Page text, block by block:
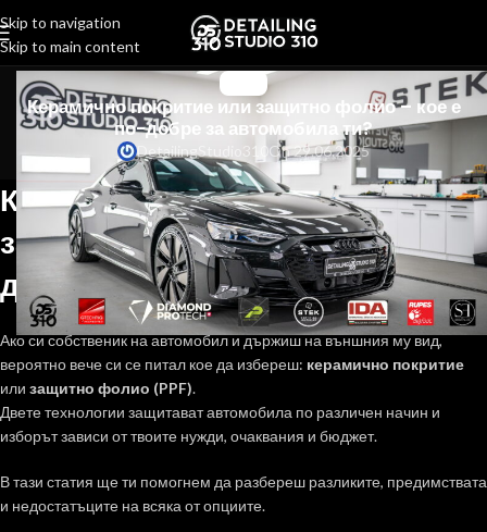
Skip to navigation
Skip to main content
Керамично покритие или защитно фолио – кое е
по-добре за автомобила ти?
DetailingStudio310On 29.06.2025
Керамично покритие или
защитно фолио – кое е по-
добре за автомобила ти?
Ако си собственик на автомобил и държиш на външния му вид,
вероятно вече си се питал кое да избереш: керамично покритие
или защитно фолио (PPF).
Двете технологии защитават автомобила по различен начин и
изборът зависи от твоите нужди, очаквания и бюджет.
В тази статия ще ти помогнем да разбереш разликите, предимствата
и недостатъците на всяка от опциите.